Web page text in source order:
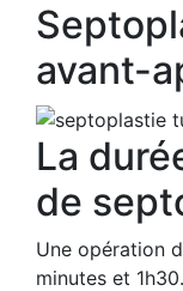
avant-
La
de
Une opération
minutes et 1h30.